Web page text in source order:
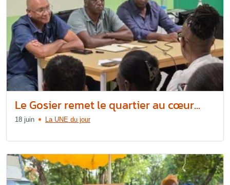
Le Gosier remet le quartier au cœur...
18 juin La UNE du jour